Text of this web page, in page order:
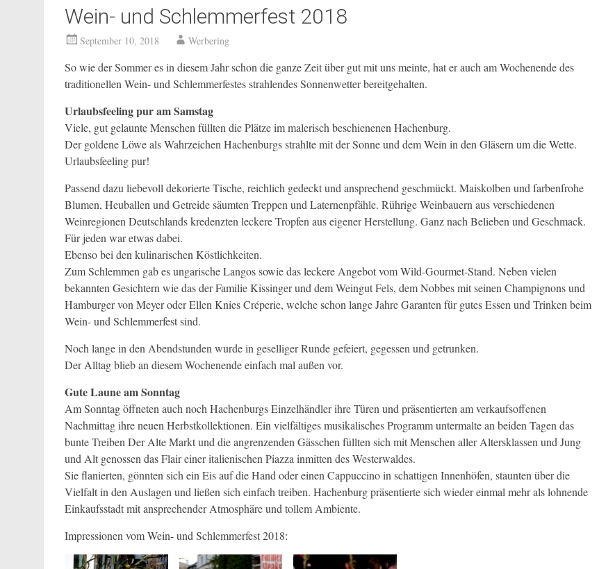
Wein- und Schlemmerfest 2018
September 10, 2018 Werbering
So wie der Sommer es in diesem Jahr schon die ganze Zeit über gut mit uns meinte, hat er auch am Wochenende des
traditionellen Wein- und Schlemmerfestes strahlendes Sonnenwetter bereitgehalten.
Urlaubsfeeling pur am Samstag
Viele, gut gelaunte Menschen füllten die Plätze im malerisch beschienenen Hachenburg.
Der goldene Löwe als Wahrzeichen Hachenburgs strahlte mit der Sonne und dem Wein in den Gläsern um die Wette.
Urlaubsfeeling pur!
Passend dazu liebevoll dekorierte Tische, reichlich gedeckt und ansprechend geschmückt. Maiskolben und farbenfrohe
Blumen, Heuballen und Getreide säumten Treppen und Laternenpfähle. Rührige Weinbauern aus verschiedenen
Weinregionen Deutschlands kredenzten leckere Tropfen aus eigener Herstellung. Ganz nach Belieben und Geschmack.
Für jeden war etwas dabei.
Ebenso bei den kulinarischen Köstlichkeiten.
Zum Schlemmen gab es ungarische Langos sowie das leckere Angebot vom Wild-Gourmet-Stand. Neben vielen
bekannten Gesichtern wie das der Familie Kissinger und dem Weingut Fels, dem Nobbes mit seinen Champignons und
Hamburger von Meyer oder Ellen Knies Créperie, welche schon lange Jahre Garanten für gutes Essen und Trinken beim
Wein- und Schlemmerfest sind.
Noch lange in den Abendstunden wurde in geselliger Runde gefeiert, gegessen und getrunken.
Der Alltag blieb an diesem Wochenende einfach mal außen vor.
Gute Laune am Sonntag
Am Sonntag öffneten auch noch Hachenburgs Einzelhändler ihre Türen und präsentierten am verkaufsoffenen
Nachmittag ihre neuen Herbstkollektionen. Ein vielfältiges musikalisches Programm untermalte an beiden Tagen das
bunte Treiben Der Alte Markt und die angrenzenden Gässchen füllten sich mit Menschen aller Altersklassen und Jung
und Alt genossen das Flair einer italienischen Piazza inmitten des Westerwaldes.
Sie flanierten, gönnten sich ein Eis auf die Hand oder einen Cappuccino in schattigen Innenhöfen, staunten über die
Vielfalt in den Auslagen und ließen sich einfach treiben. Hachenburg präsentierte sich wieder einmal mehr als lohnende
Einkaufsstadt mit ansprechender Atmosphäre und tollem Ambiente.
Impressionen vom Wein- und Schlemmerfest 2018: